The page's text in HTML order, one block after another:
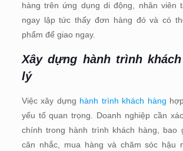
hàng trên ứng dụng di động, nhân viên
ngay lập tức thấy đơn hàng đó và có
phẩm để giao ngay.
Xây dựng hành trình
lý
Việc xây dựng hành trình khách hàng
yếu tố quan trọng. Doanh nghiệp cần
chính trong hành trình khách hàng, bao
cân nhắc, mua hàng và chăm sóc hậu